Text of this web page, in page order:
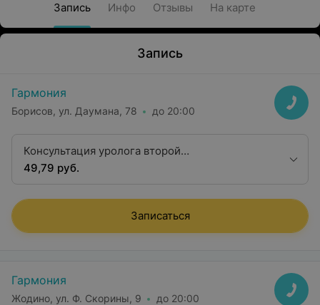
Запись Инфо Отзывы На карте
Запись
Гармония
Борисов, ул. Даумана, 78 до 20:00
Консультация уролога второй
квалификационной категории
49,79 руб.
Записаться
Гармония
Жодино, ул. Ф. Скорины, 9 до 20:00